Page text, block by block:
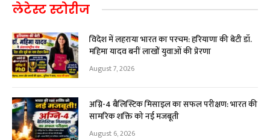
लेटेस्ट स्टोरीज
विदेश में लहराया भारत का परचम: हरियाणा की बेटी डॉ.
महिमा यादव बनीं लाखों युवाओं की प्रेरणा
August 7, 2026
अग्नि-4 बैलिस्टिक मिसाइल का सफल परीक्षण: भारत की
सामरिक शक्ति को नई मजबूती
August 6, 2026